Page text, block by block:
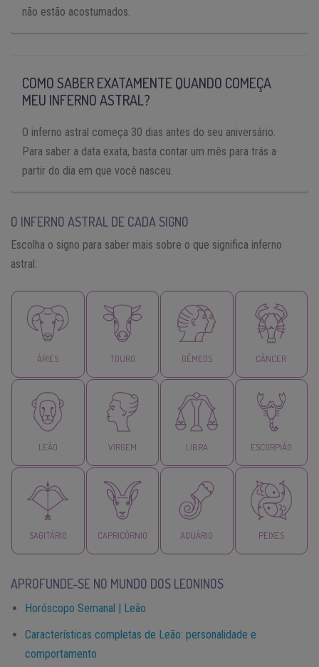
não estão acostumados.
COMO SABER EXATAMENTE QUANDO COMEÇA
MEU INFERNO ASTRAL?
O inferno astral começa 30 dias antes do seu aniversário.
Para saber a data exata, basta contar um mês para trás a
partir do dia em que você nasceu.
O INFERNO ASTRAL DE CADA SIGNO
Escolha o signo para saber mais sobre o que significa inferno
astral:
ÁRIES TOURO GÊMEOS CÂNCER
LEÃO VIRGEM LIBRA ESCORPIÃO
SAGITÁRIO CAPRICÓRNIO AQUÁRIO PEIXES
APROFUNDE-SE NO MUNDO DOS LEONINOS
Horóscopo Semanal | Leão
Características completas de Leão: personalidade e
comportamento